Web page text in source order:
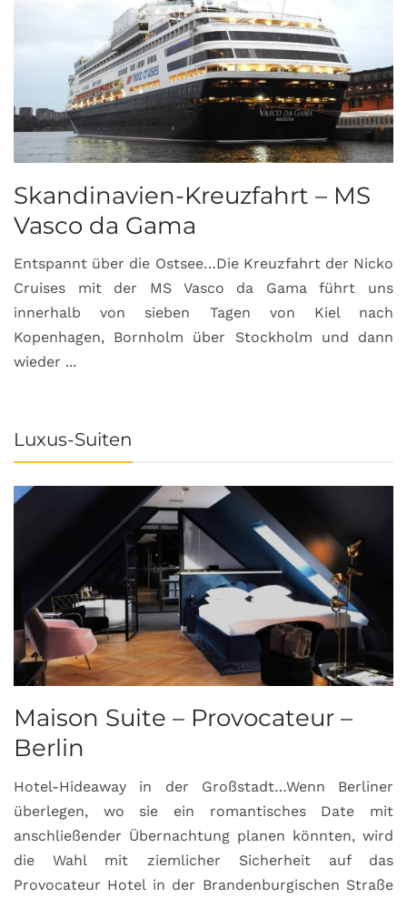
Skandinavien-Kreuzfahrt – MS
Vasco da Gama
Entspannt über die Ostsee…Die Kreuzfahrt der Nicko
Cruises mit der MS Vasco da Gama führt uns
innerhalb von sieben Tagen von Kiel nach
Kopenhagen, Bornholm über Stockholm und dann
wieder ...
Luxus-Suiten
Maison Suite – Provocateur –
Berlin
Hotel-Hideaway in der Großstadt…Wenn Berliner
überlegen, wo sie ein romantisches Date mit
anschließender Übernachtung planen könnten, wird
die Wahl mit ziemlicher Sicherheit auf das
Provocateur Hotel in der Brandenburgischen Straße